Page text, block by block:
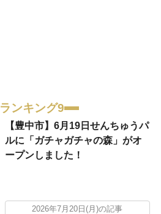
ランキング9
【豊中市】6月19日せんちゅうパ
ルに「ガチャガチャの森」がオ
ープンしました！
2026年7月20日(月)の記事